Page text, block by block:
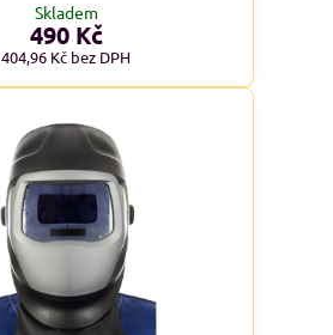
Skladem
490 Kč
404,96 Kč bez DPH